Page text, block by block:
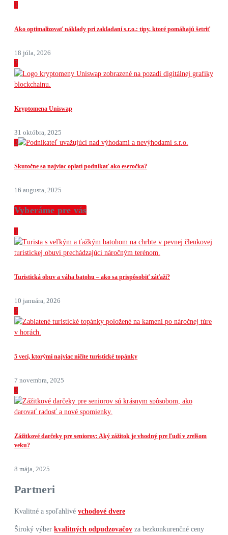
1
Ako optimalizovať náklady pri zakladaní s.r.o.: tipy, ktoré pomáhajú šetriť
18 júla, 2026
2
Kryptomena Uniswap
31 októbra, 2025
3
Skutočne sa najviac oplatí podnikať ako eseročka?
16 augusta, 2025
Vyberáme pre vás
1
Turistická obuv a váha batohu – ako sa prispôsobiť záťaži?
10 januára, 2026
2
5 vecí, ktorými najviac ničíte turistické topánky
7 novembra, 2025
3
Zážitkové darčeky pre seniorov: Aký zážitok je vhodný pre ľudí v zrelšom
veku?
8 mája, 2025
Partneri
Kvalitné a spoľahlivé vchodové dvere
Široký výber kvalitných odpudzovačov za bezkonkurenčné ceny